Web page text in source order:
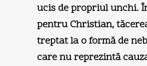
ucis de propriul unchi.
pentru Christian,
treptat la o formă de
care nu reprezintă